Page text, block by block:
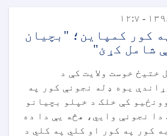
کور کمپاین؛ "بچیان
شامل کړئ"
ختیځ خوست ولایت کې د
یوه ډله نجونې کور په
کې خلک د خپلو بچیانو
نجونې وايي، هڅه یې دا ده
کور په کور او کلي په کلي د